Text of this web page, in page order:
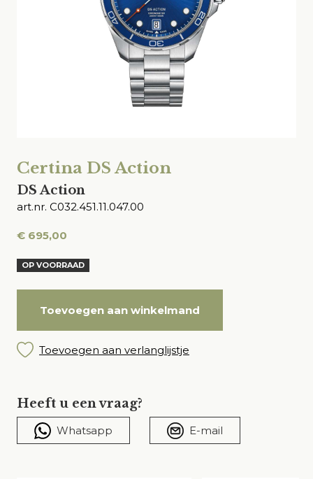
Certina DS Action
DS Action
art.nr. C032.451.11.047.00
€ 695,00
OP VOORRAAD
Toevoegen aan winkelmand
Toevoegen aan verlanglijstje
Heeft u een vraag?
Whatsapp E-mail